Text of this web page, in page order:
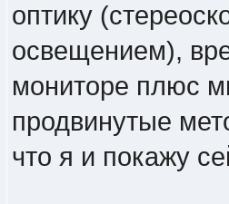
оптику
освещением),
мониторе плюс
продвинутые
что я и покажу